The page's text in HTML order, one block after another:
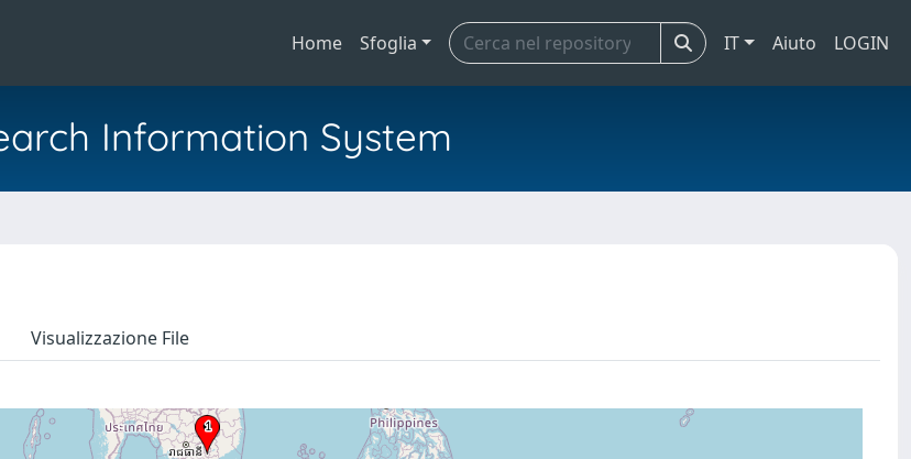
Home Sfoglia IT Aiuto LOGIN
Information System
Visualizzazione File